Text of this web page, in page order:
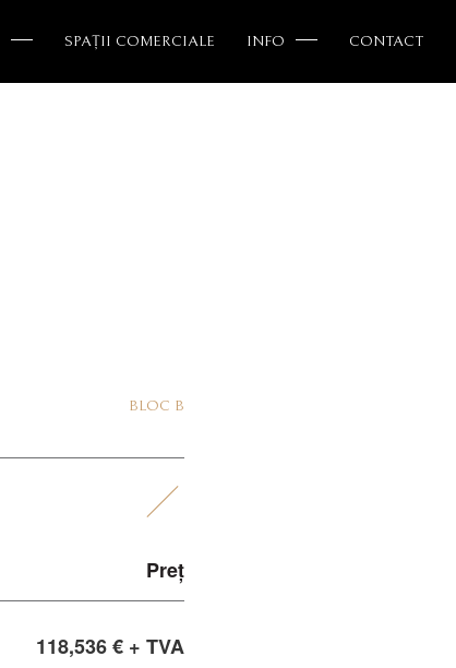
SPAȚII COMERCIALE INFO CONTACT
BLOC B
Preț
118,536 € + TVA